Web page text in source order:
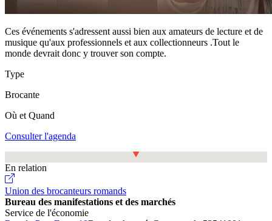
Ces événements s'adressent aussi bien aux amateurs de lecture et de
musique qu'aux professionnels et aux collectionneurs .Tout le
monde devrait donc y trouver son compte.
Type
Brocante
Où et Quand
Consulter l'agenda
En relation
Union des brocanteurs romands
Bureau des manifestations et des marchés
Service de l'économie